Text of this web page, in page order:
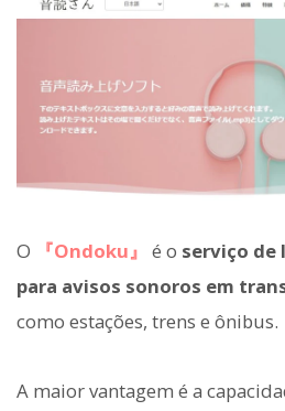
O 『Ondoku』 é o serviço de
para avisos sonoros em
como estações, trens e ônibus.
A maior vantagem é a